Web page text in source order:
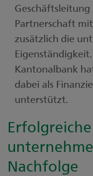
Partnerschaft
zusätzlich die
Kantonalbank
dabei als
unterstützt.
Erfolgreiche
Nachfolge